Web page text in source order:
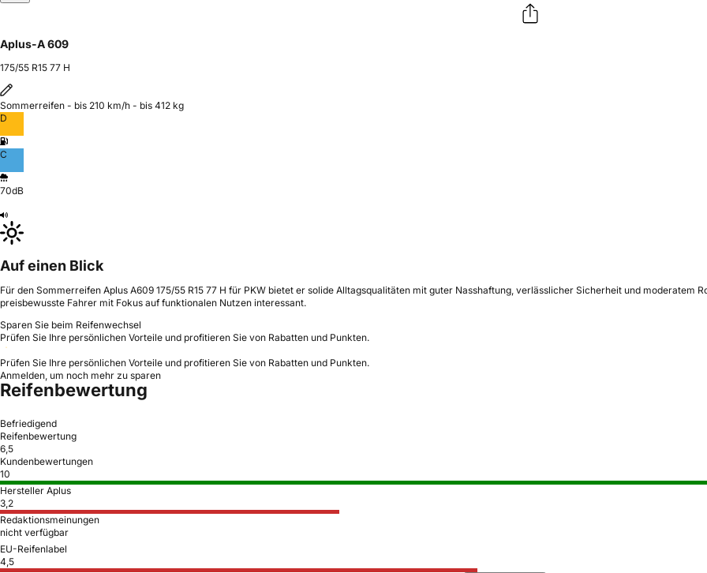
Aplus-A 609
175/55 R15 77 H
Sommerreifen - bis 210 km/h - bis 412 kg
D
C
70dB
Auf einen Blick
Für den Sommerreifen Aplus A609 175/55 R15 77 H für PKW bietet er solide Alltagsqualitäten mit guter Nasshaftung, verlässlicher Sicherheit und
preisbewusste Fahrer mit Fokus auf funktionalen Nutzen interessant.
Sparen Sie beim Reifenwechsel
Prüfen Sie Ihre persönlichen Vorteile und profitieren Sie von Rabatten und Punkten.
Prüfen Sie Ihre persönlichen Vorteile und profitieren Sie von Rabatten und Punkten.
Anmelden, um noch mehr zu sparen
Reifenbewertung
Befriedigend
Reifenbewertung
6,5
Kundenbewertungen
10
Hersteller Aplus
3,2
Redaktionsmeinungen
nicht verfügbar
EU-Reifenlabel
4,5